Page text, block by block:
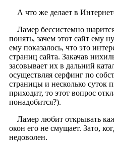
А что же делает в
Ламер бессистемно
понять, зачем этот сайт ему
ему показалось, что это
страниц сайта. Закачав
засовывает их в дальний
осуществляя серфинг по
страницы и несколько суток
приходит, то этот вопрос
понадобится?).
Ламер любит открывать
окон его не смущает. Зато,
недоволен.